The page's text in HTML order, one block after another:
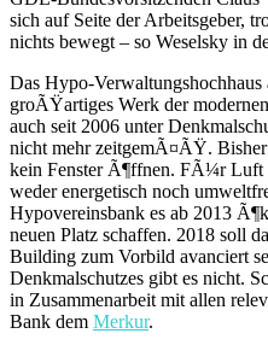
sich auf Seite der Arbeitsgeber,
nichts bewegt – so Weselsky in
Das Hypo-
groÃŸartiges Werk der
auch seit 2006 unter
nicht mehr zeitgemÃ¤ÃŸ.
kein Fenster Ã¶ffnen. FÃ¼r Luft
weder energetisch noch
Hypovereinsbank es ab 2013
neuen Platz schaffen. 2018 soll
Building zum Vorbild avanciert
Denkmalschutzes gibt es nicht.
in Zusammenarbeit mit allen
Bank dem Merkur.